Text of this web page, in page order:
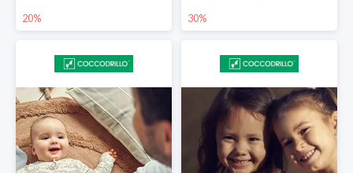
20% 30%